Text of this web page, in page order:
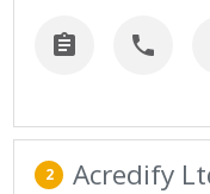
 
2 Acredify